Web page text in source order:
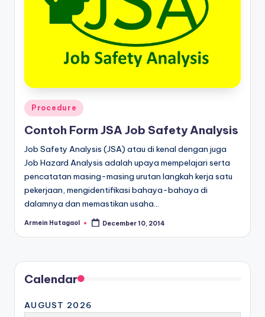
Posted
in
Procedure
Contoh Form JSA Job Safety Analysis
Job Safety Analysis (JSA) atau di kenal dengan juga
Job Hazard Analysis adalah upaya mempelajari serta
pencatatan masing-masing urutan langkah kerja satu
pekerjaan, mengidentifikasi bahaya-bahaya di
dalamnya dan memastikan usaha…
Posted
Armein Hutagaol December 10, 2014
Calendar
AUGUST 2026